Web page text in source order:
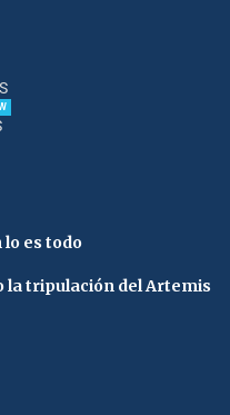
lo es todo
la tripulación del Artemis